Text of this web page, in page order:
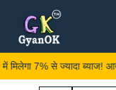
content
7% से ज्यादा ब्याज!